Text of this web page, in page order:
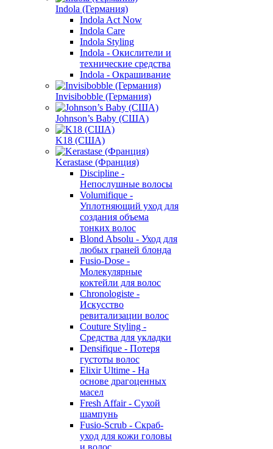
Indola (Германия)
Indola Act Now
Indola Care
Indola Styling
Indola - Окислители и
технические средства
Indola - Окрашивание
Invisibobble (Германия)
Johnson’s Baby (США)
K18 (США)
Kerastase (Франция)
Discipline -
Непослушные волосы
Volumifique -
Уплотняющий уход для
создания объема
тонких волос
Blond Absolu - Уход для
любых граней блонда
Fusio-Dose -
Молекулярные
коктейли для волос
Chronologiste -
Искусство
ревитализации волос
Couture Styling -
Средства для укладки
Densifique - Потеря
густоты волос
Elixir Ultime - На
основе драгоценных
масел
Fresh Affair - Сухой
шампунь
Fusio-Scrub - Скраб-
уход для кожи головы
и волос